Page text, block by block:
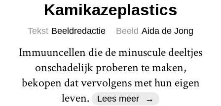
Kamikazeplastics
Tekst Beeldredactie Beeld Aida de Jong
Immuuncellen die de minuscule deeltjes
onschadelijk proberen te maken,
bekopen dat vervolgens met hun eigen
leven.
Lees meer